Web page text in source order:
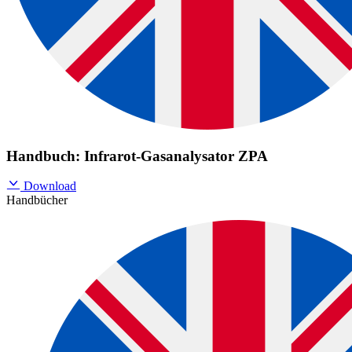
Handbuch: Infrarot-Gasanalysator ZPA
Download
Handbücher